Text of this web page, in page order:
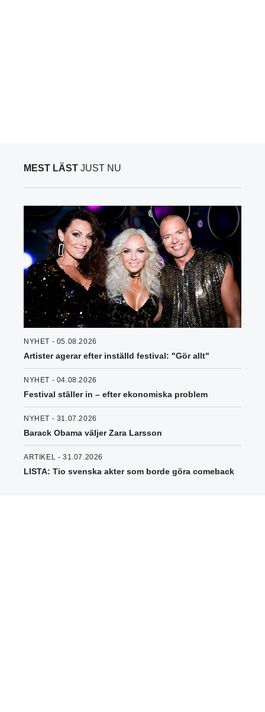
MEST LÄST JUST NU
NYHET - 05.08.2026
Artister agerar efter inställd festival: "Gör allt"
NYHET - 04.08.2026
Festival ställer in – efter ekonomiska problem
NYHET - 31.07.2026
Barack Obama väljer Zara Larsson
ARTIKEL - 31.07.2026
LISTA: Tio svenska akter som borde göra comeback